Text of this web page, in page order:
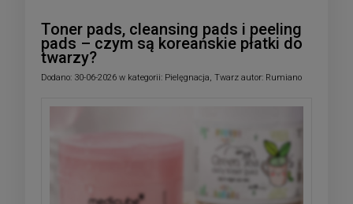
Toner pads, cleansing pads i peeling
pads – czym są koreańskie płatki do
twarzy?
Dodano: 30-06-2026 w kategorii: Pielęgnacja, Twarz autor: Rumiano